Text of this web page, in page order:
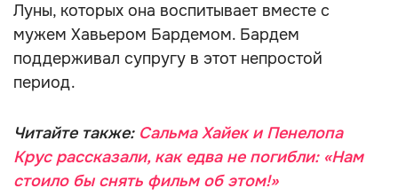
Луны, которых она воспитывает вместе с
мужем Хавьером Бардемом. Бардем
поддерживал супругу в этот непростой
период.
Читайте также: Сальма Хайек и Пенелопа
Крус рассказали, как едва не погибли: «Нам
стоило бы снять фильм об этом!»